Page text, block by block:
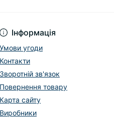
Інформація
Умови угоди
Контакти
Зворотній зв'язок
Повернення товару
Карта сайту
Виробники